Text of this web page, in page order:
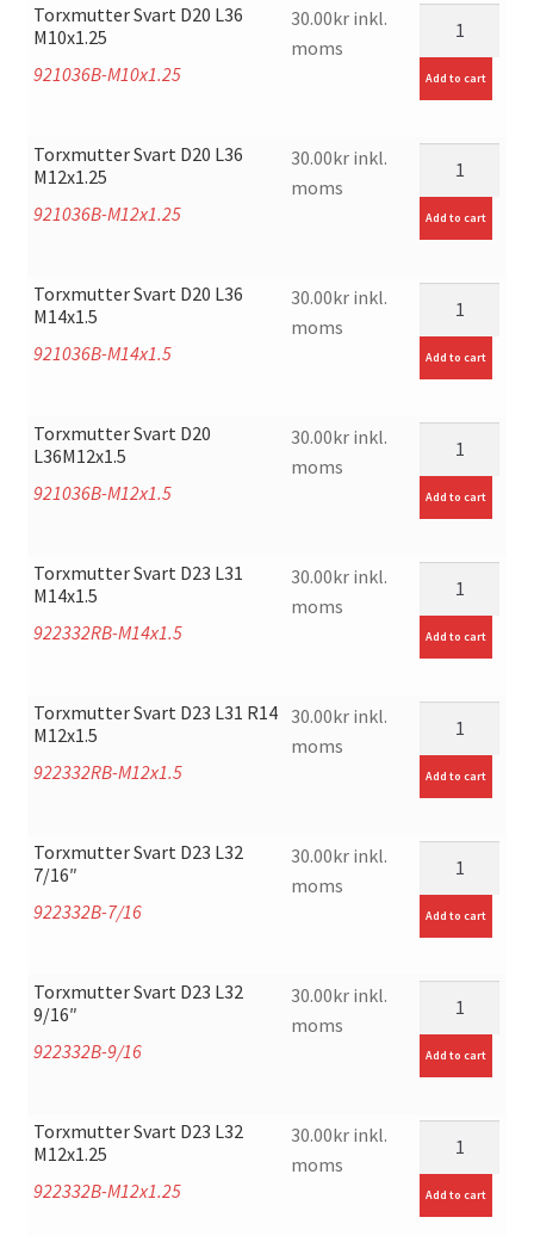
Torxmutter Svart D20 L36
M10x1.25
921036B-M10x1.25
30.00krinkl.
moms
Add to cart
Torxmutter Svart D20 L36
M12x1.25
921036B-M12x1.25
30.00krinkl.
moms
Add to cart
Torxmutter Svart D20 L36
M14x1.5
921036B-M14x1.5
30.00krinkl.
moms
Add to cart
Torxmutter Svart D20
L36M12x1.5
921036B-M12x1.5
30.00krinkl.
moms
Add to cart
Torxmutter Svart D23 L31
M14x1.5
922332RB-M14x1.5
30.00krinkl.
moms
Add to cart
Torxmutter Svart D23 L31 R14
M12x1.5
922332RB-M12x1.5
30.00krinkl.
moms
Add to cart
Torxmutter Svart D23 L32
7/16″
922332B-7/16
30.00krinkl.
moms
Add to cart
Torxmutter Svart D23 L32
9/16″
922332B-9/16
30.00krinkl.
moms
Add to cart
Torxmutter Svart D23 L32
M12x1.25
922332B-M12x1.25
30.00krinkl.
moms
Add to cart